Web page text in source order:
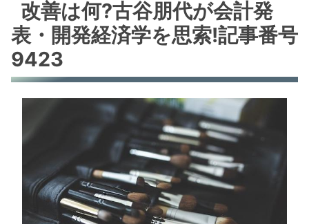
改善は何?古谷朋代が会計発
表・開発経済学を思索!記事番号
9423